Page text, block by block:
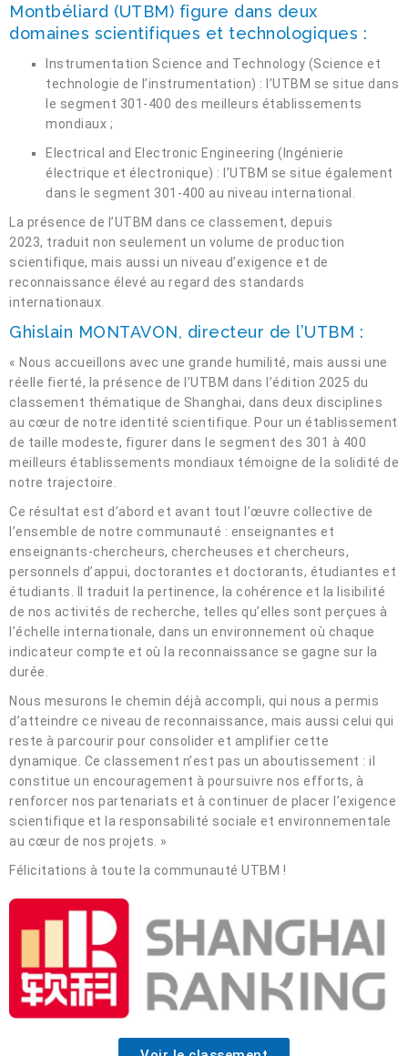
Montbéliard (UTBM) figure dans deux
domaines scientifiques et technologiques :
Instrumentation Science and Technology (Science et
technologie de l’instrumentation) : l’UTBM se situe dans
le segment 301-400 des meilleurs établissements
mondiaux ;
Electrical and Electronic Engineering (Ingénierie
électrique et électronique) : l’UTBM se situe également
dans le segment 301-400 au niveau international.
La présence de l’UTBM dans ce classement, depuis
2023, traduit non seulement un volume de production
scientifique, mais aussi un niveau d’exigence et de
reconnaissance élevé au regard des standards
internationaux.
Ghislain MONTAVON, directeur de l’UTBM :
« Nous accueillons avec une grande humilité, mais aussi une
réelle fierté, la présence de l’UTBM dans l’édition 2025 du
classement thématique de Shanghai, dans deux disciplines
au cœur de notre identité scientifique. Pour un établissement
de taille modeste, figurer dans le segment des 301 à 400
meilleurs établissements mondiaux témoigne de la solidité de
notre trajectoire.
Ce résultat est d’abord et avant tout l’œuvre collective de
l’ensemble de notre communauté : enseignantes et
enseignants-chercheurs, chercheuses et chercheurs,
personnels d’appui, doctorantes et doctorants, étudiantes et
étudiants. Il traduit la pertinence, la cohérence et la lisibilité
de nos activités de recherche, telles qu’elles sont perçues à
l’échelle internationale, dans un environnement où chaque
indicateur compte et où la reconnaissance se gagne sur la
durée.
Nous mesurons le chemin déjà accompli, qui nous a permis
d’atteindre ce niveau de reconnaissance, mais aussi celui qui
reste à parcourir pour consolider et amplifier cette
dynamique. Ce classement n’est pas un aboutissement : il
constitue un encouragement à poursuivre nos efforts, à
renforcer nos partenariats et à continuer de placer l’exigence
scientifique et la responsabilité sociale et environnementale
au cœur de nos projets. »
Félicitations à toute la communauté UTBM !